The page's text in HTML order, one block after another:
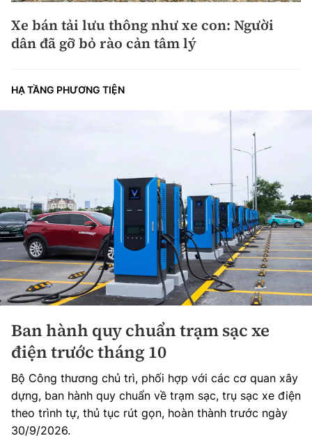
Xe bán tải lưu thông như xe con: Người
dân đã gỡ bỏ rào cản tâm lý
HẠ TẦNG PHƯƠNG TIỆN
Ban hành quy chuẩn trạm sạc xe
điện trước tháng 10
Bộ Công thương chủ trì, phối hợp với các cơ quan xây
dựng, ban hành quy chuẩn về trạm sạc, trụ sạc xe điện
theo trình tự, thủ tục rút gọn, hoàn thành trước ngày
30/9/2026.